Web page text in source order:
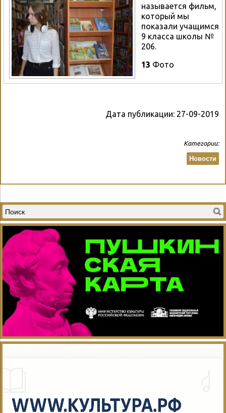
называется фильм,
который мы
показали учащимся
9 класса школы №
206.
13 Фото
Дата публикации: 27-09-2019
Категории:
Новости